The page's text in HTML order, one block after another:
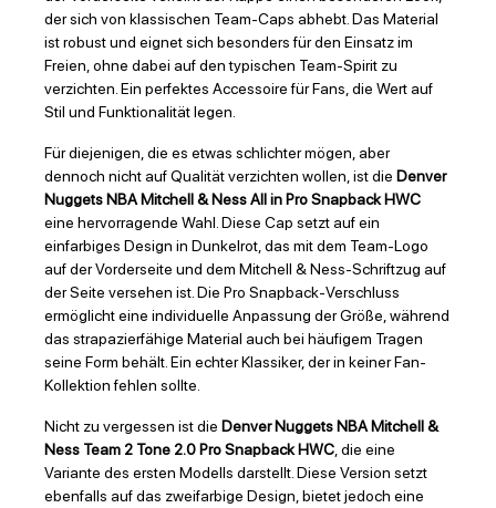
der sich von klassischen Team-Caps abhebt. Das Material
ist robust und eignet sich besonders für den Einsatz im
Freien, ohne dabei auf den typischen Team-Spirit zu
verzichten. Ein perfektes Accessoire für Fans, die Wert auf
Stil und Funktionalität legen.
Für diejenigen, die es etwas schlichter mögen, aber
dennoch nicht auf Qualität verzichten wollen, ist die Denver
Nuggets NBA Mitchell & Ness All in Pro Snapback HWC
eine hervorragende Wahl. Diese Cap setzt auf ein
einfarbiges Design in Dunkelrot, das mit dem Team-Logo
auf der Vorderseite und dem Mitchell & Ness-Schriftzug auf
der Seite versehen ist. Die Pro Snapback-Verschluss
ermöglicht eine individuelle Anpassung der Größe, während
das strapazierfähige Material auch bei häufigem Tragen
seine Form behält. Ein echter Klassiker, der in keiner Fan-
Kollektion fehlen sollte.
Nicht zu vergessen ist die Denver Nuggets NBA Mitchell &
Ness Team 2 Tone 2.0 Pro Snapback HWC, die eine
Variante des ersten Modells darstellt. Diese Version setzt
ebenfalls auf das zweifarbige Design, bietet jedoch eine